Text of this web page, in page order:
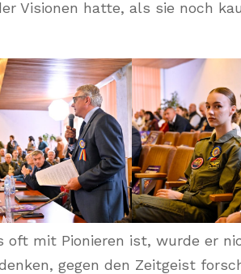
Visionen hatte, als sie noch
oft mit Pionieren ist, wurde er
gegen den Zeitgeist